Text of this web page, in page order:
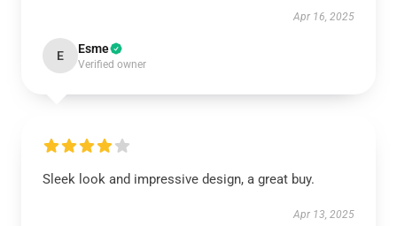
Apr 16, 2025
E Esme
Verified owner
Sleek look and impressive design, a great buy.
Apr 13, 2025